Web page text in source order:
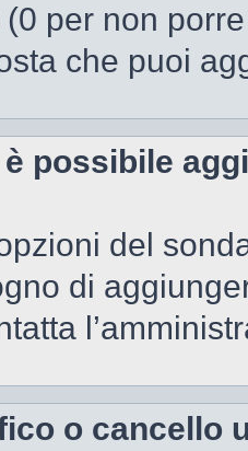
per non
che puoi
possibile
del
di
o cancello